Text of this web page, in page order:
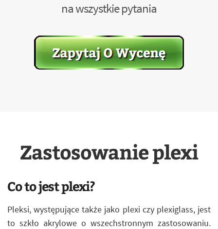
na wszystkie pytania
Zastosowanie plexi
Co to jest plexi?
Pleksi, występujące także jako plexi czy plexiglass, jest
to szkło akrylowe o wszechstronnym zastosowaniu.